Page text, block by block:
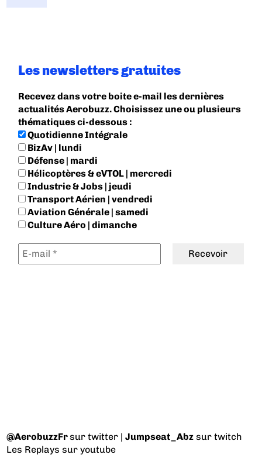
Les newsletters gratuites
Recevez dans votre boite e-mail les dernières
actualités Aerobuzz. Choisissez une ou plusieurs
thématiques ci-dessous :
Quotidienne Intégrale
BizAv | lundi
Défense | mardi
Hélicoptères & eVTOL | mercredi
Industrie & Jobs | jeudi
Transport Aérien | vendredi
Aviation Générale | samedi
Culture Aéro | dimanche
@AerobuzzFrsur twitter |Jumpseat_Abz sur twitch
Les Replays sur youtube